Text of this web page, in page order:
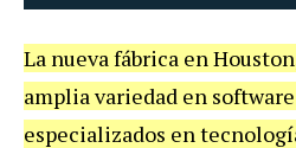
La nueva fábrica en
amplia variedad en
especializados en